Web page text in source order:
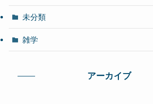
未分類
雑学
アーカイブ